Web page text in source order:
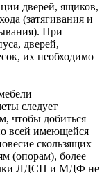
дверей, ящиков,
(затягивания и
При
дверей,
их необходимо
следует
чтобы добиться
всей имеющейся
скользящих
(опорам), более
ЛДСП и МДФ не